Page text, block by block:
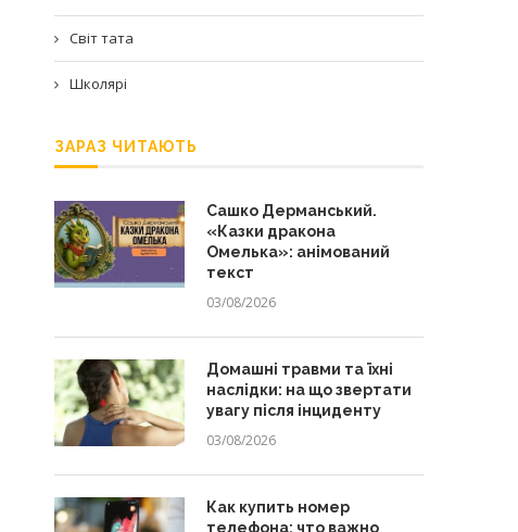
Світ тата
Школярі
ЗАРАЗ ЧИТАЮТЬ
Сашко Дерманський.
«Казки дракона
Омелька»: анімований
текст
03/08/2026
Домашні травми та їхні
наслідки: на що звертати
увагу після інциденту
03/08/2026
Как купить номер
телефона: что важно